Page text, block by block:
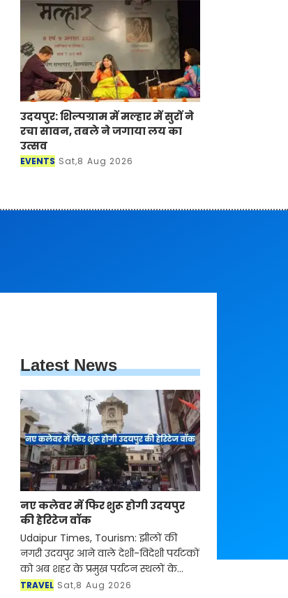
उदयपुर: शिल्पग्राम में मल्हार में सुरों ने
रचा सावन, तबले ने जगाया लय का
उत्सव
EVENTS Sat,8 Aug 2026
Latest News
नए कलेवर में फिर शुरू होगी उदयपुर
की हेरिटेज वॉक
Udaipur Times, Tourism: झीलों की
नगरी उदयपुर आने वाले देशी-विदेशी पर्यटकों
को अब शहर के प्रमुख पर्यटन स्थलों के
साथ-साथ इसकी समृद्ध सांस्कृतिक विरासत,
TRAVEL Sat,8 Aug 2026